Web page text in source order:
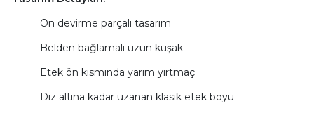
Ön devirme parçalı tasarım
Belden bağlamalı uzun kuşak
Etek ön kısmında yarım yırtmaç
Diz altına kadar uzanan klasik etek boyu